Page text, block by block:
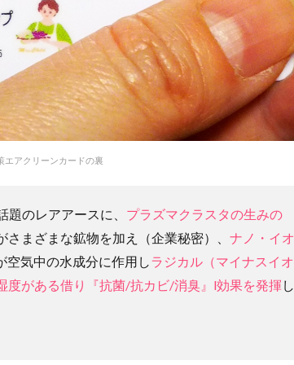
エアクリーンカードの裏
題のレアアースに、 プラズマクラスタの生みの
さまざまな鉱物を加え（企業秘密）、 ナノ・イオ
空気中の水成分に作用しラジカル（マイナスイオ
度がある借り『抗菌/抗カビ/消臭』l効果を発揮 し